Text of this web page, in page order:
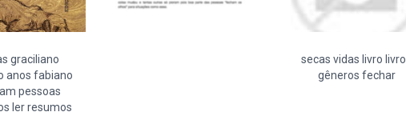
graciliano
anos fabiano
pessoas
ler resumos
secas vidas livro
gêneros fechar